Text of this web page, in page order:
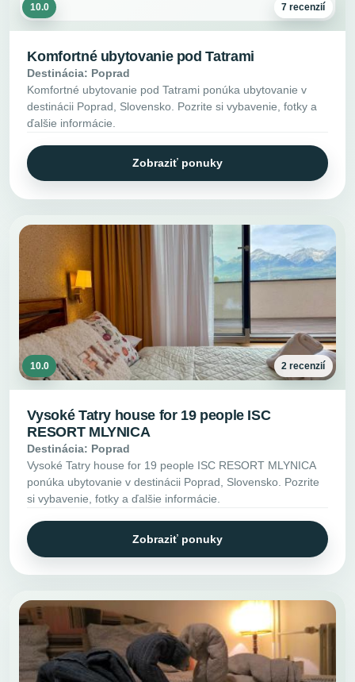
10.0 7 recenzií
Komfortné ubytovanie pod Tatrami
Destinácia: Poprad
Komfortné ubytovanie pod Tatrami ponúka ubytovanie v
destinácii Poprad, Slovensko. Pozrite si vybavenie, fotky a
ďalšie informácie.
Zobraziť ponuky
10.0 2 recenzií
Vysoké Tatry house for 19 people ISC
RESORT MLYNICA
Destinácia: Poprad
Vysoké Tatry house for 19 people ISC RESORT MLYNICA
ponúka ubytovanie v destinácii Poprad, Slovensko. Pozrite
si vybavenie, fotky a ďalšie informácie.
Zobraziť ponuky